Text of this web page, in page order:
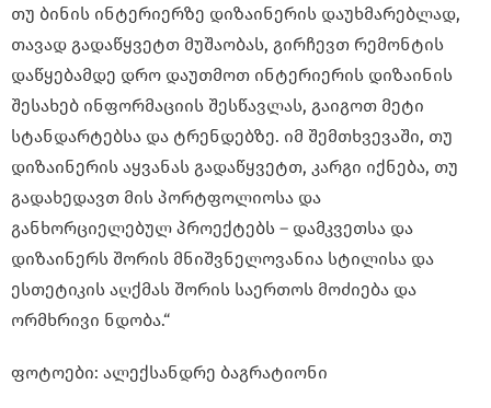
თუ ბინის ინტერიერზე დიზაინერის დაუხმარებლად,
თავად გადაწყვეტთ მუშაობას, გირჩევთ რემონტის
დაწყებამდე დრო დაუთმოთ ინტერიერის დიზაინის
შესახებ ინფორმაციის შესწავლას, გაიგოთ მეტი
სტანდარტებსა და ტრენდებზე. იმ შემთხვევაში, თუ
დიზაინერის აყვანას გადაწყვეტთ, კარგი იქნება, თუ
გადახედავთ მის პორტფოლიოსა და
განხორციელებულ პროექტებს – დამკვეთსა და
დიზაინერს შორის მნიშვნელოვანია სტილისა და
ესთეტიკის აღქმას შორის საერთოს მოძიება და
ორმხრივი ნდობა.“
ფოტოები: ალექსანდრე ბაგრატიონი